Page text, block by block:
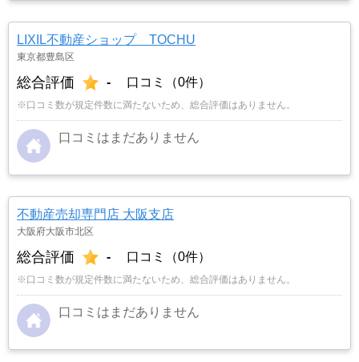
LIXIL不動産ショップ TOCHU
東京都豊島区
総合評価 - 口コミ（0件）
※口コミ数が規定件数に満たないため、総合評価はありません。
口コミはまだありません
不動産売却専門店 大阪支店
大阪府大阪市北区
総合評価 - 口コミ（0件）
※口コミ数が規定件数に満たないため、総合評価はありません。
口コミはまだありません